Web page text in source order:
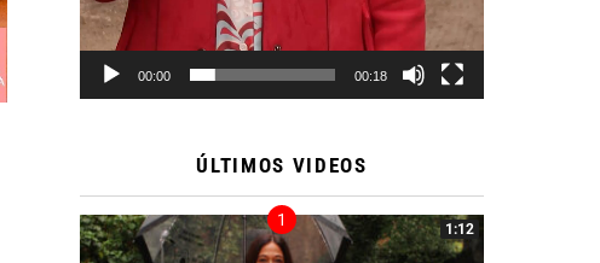
00:00 00:18
ÚLTIMOS VIDEOS
1:12